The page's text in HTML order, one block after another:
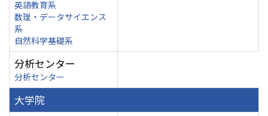
英語教育系
数理・データサイエンス
系
自然科学基礎系
分析センター
分析センター
大学院